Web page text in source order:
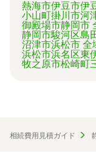
熱海市伊豆市伊
小山町掛川市河
御殿場市静岡市
静岡市駿河区島
沼津市浜松市 全
浜松市浜名区東
牧之原市松崎町
相続費用見積ガイド